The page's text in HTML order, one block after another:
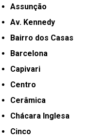
Assunção
Av. Kennedy
Bairro dos Casas
Barcelona
Capivari
Centro
Cerâmica
Chácara Inglesa
Cinco